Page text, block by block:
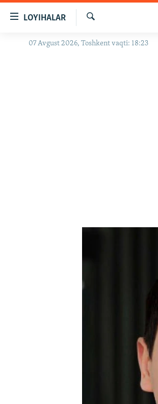
Бош
LOYIHALAR
OZODLIK SURISHTIRUVLARI
Излаш
07 Avgust 2026, Toshkent vaqti: 18:23